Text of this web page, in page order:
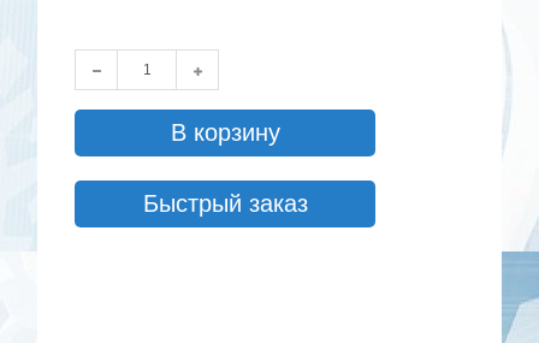
В корзину
Быстрый заказ